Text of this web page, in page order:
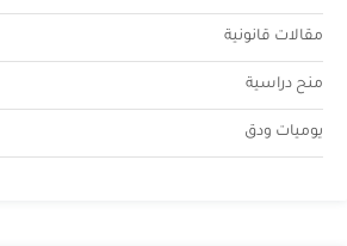
مقالات قانونية
منح دراسية
يوميات ودق